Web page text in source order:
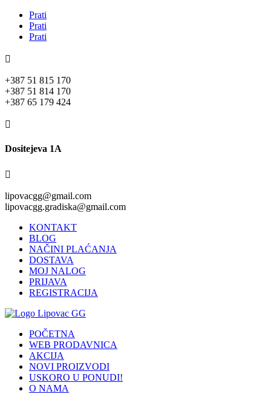
Prati
Prati
Prati

+387 51 815 170
+387 51 814 170
+387 65 179 424

Dositejeva 1A

lipovacgg@gmail.com
lipovacgg.gradiska@gmail.com
KONTAKT
BLOG
NAČINI PLAĆANJA
DOSTAVA
MOJ NALOG
PRIJAVA
REGISTRACIJA
POČETNA
WEB PRODAVNICA
AKCIJA
NOVI PROIZVODI
USKORO U PONUDI!
O NAMA